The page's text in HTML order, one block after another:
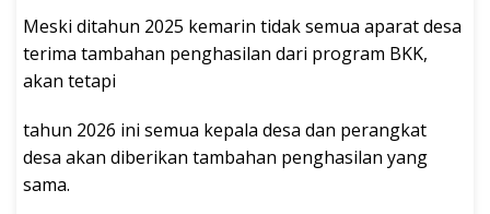
Meski ditahun 2025 kemarin tidak semua aparat desa
terima tambahan penghasilan dari program BKK,
akan tetapi
tahun 2026 ini semua kepala desa dan perangkat
desa akan diberikan tambahan penghasilan yang
sama.